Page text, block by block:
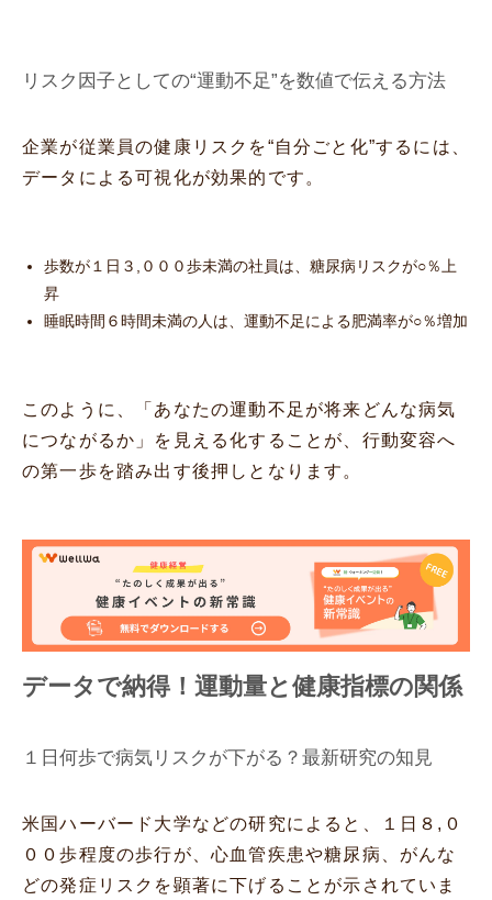
リスク因子としての“運動不足”を数値で伝える方法
企業が従業員の健康リスクを“自分ごと化”するには、
データによる可視化が効果的です。
歩数が１日３,０００歩未満の社員は、糖尿病リスクが○％上
昇
睡眠時間６時間未満の人は、運動不足による肥満率が○％増加
このように、「あなたの運動不足が将来どんな病気
につながるか」を見える化することが、行動変容へ
の第一歩を踏み出す後押しとなります。
データで納得！運動量と健康指標の関係
１日何歩で病気リスクが下がる？最新研究の知見
米国ハーバード大学などの研究によると、１日８,０
００歩程度の歩行が、心血管疾患や糖尿病、がんな
どの発症リスクを顕著に下げることが示されていま